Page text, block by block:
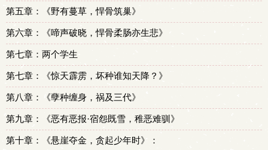
第五章：《野有蔓草，悍骨筑巢》
第六章：《啼声破晓，悍骨柔肠亦生悲》
第七章：两个学生
第七章：《惊天霹雳，坏种谁知天降？》
第八章：《孽种缠身，祸及三代》
第九章：《恶有恶报·宿怨既雪，稚恶难驯》
第十章：《悬崖夺金，贪起少年时》：